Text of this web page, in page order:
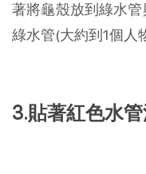
著將龜殼放到綠水
綠水管(大約到1個人
3.貼著紅色水